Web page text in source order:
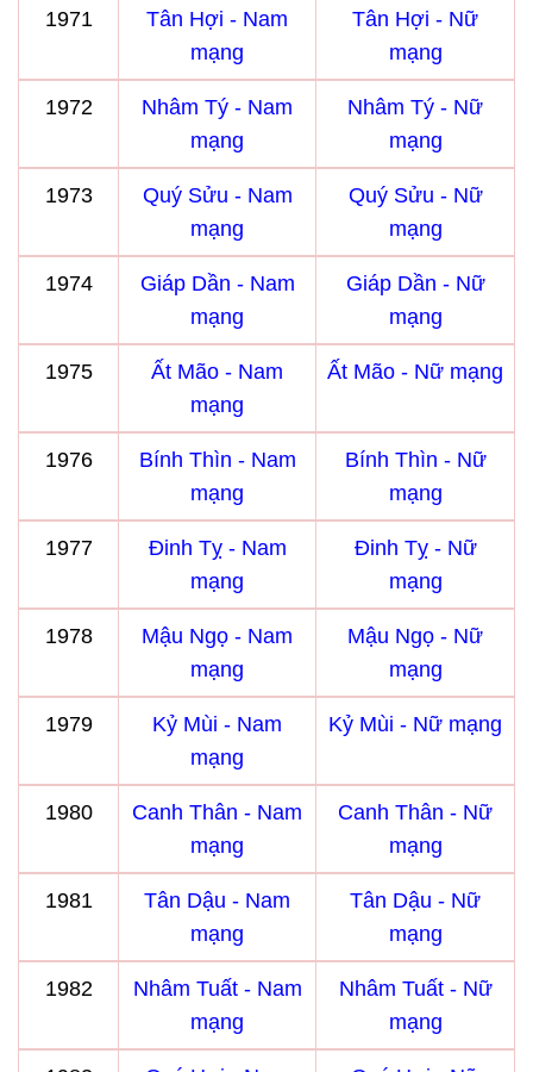
1971
Tân Hợi - Nam
mạng
Tân Hợi - Nữ
mạng
1972
Nhâm Tý - Nam
mạng
Nhâm Tý - Nữ
mạng
1973
Quý Sửu - Nam
mạng
Quý Sửu - Nữ
mạng
1974
Giáp Dần - Nam
mạng
Giáp Dần - Nữ
mạng
1975
Ất Mão - Nam
mạng
Ất Mão - Nữ mạng
1976
Bính Thìn - Nam
mạng
Bính Thìn - Nữ
mạng
1977
Đinh Tỵ - Nam
mạng
Đinh Tỵ - Nữ
mạng
1978
Mậu Ngọ - Nam
mạng
Mậu Ngọ - Nữ
mạng
1979
Kỷ Mùi - Nam
mạng
Kỷ Mùi - Nữ mạng
1980
Canh Thân - Nam
mạng
Canh Thân - Nữ
mạng
1981
Tân Dậu - Nam
mạng
Tân Dậu - Nữ
mạng
1982
Nhâm Tuất - Nam
mạng
Nhâm Tuất - Nữ
mạng